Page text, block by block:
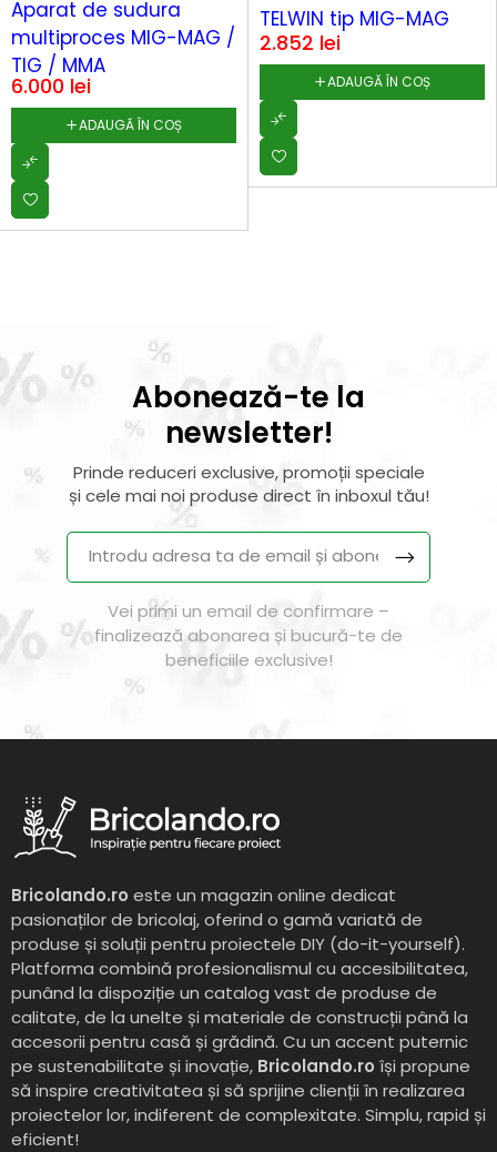
Aparat de sudura
multiproces MIG-MAG /
TIG / MMA
6.000 lei
ADAUGĂ ÎN COȘ
TELWIN tip MIG-MAG
2.852 lei
ADAUGĂ ÎN COȘ
Abonează-te la
newsletter!
Prinde reduceri exclusive, promoții speciale
și cele mai noi produse direct în inboxul tău!
Vei primi un email de confirmare –
finalizează abonarea și bucură-te de
beneficiile exclusive!
Bricolando.ro este un magazin online dedicat
pasionaților de bricolaj, oferind o gamă variată de
produse și soluții pentru proiectele DIY (do-it-yourself).
Platforma combină profesionalismul cu accesibilitatea,
punând la dispoziție un catalog vast de produse de
calitate, de la unelte și materiale de construcții până la
accesorii pentru casă și grădină. Cu un accent puternic
pe sustenabilitate și inovație, Bricolando.ro își propune
să inspire creativitatea și să sprijine clienții în realizarea
proiectelor lor, indiferent de complexitate. Simplu, rapid și
eficient!